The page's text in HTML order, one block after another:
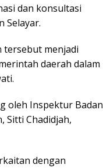
dan konsultasi
Selayar.
tersebut menjadi
daerah dalam
oleh Inspektur Badan
Sitti Chadidjah,
dengan